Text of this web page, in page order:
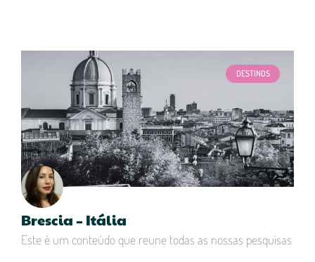
DESTINOS
Brescia – Itália
Este é um conteúdo que reune todas as nossas pesquisas